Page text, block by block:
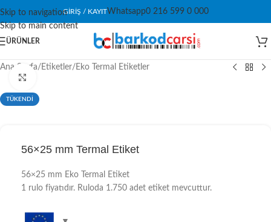
Skip to navigation
Skip to main content
GIRIŞ / KAYITWhatsapp0 216 599 0 000
ÜRÜNLER
Ana Sayfa/ Etiketler/ Eko Termal Etiketler
TÜKENDİ
56×25 mm Termal Etiket
56×25 mm Eko Termal Etiket
1 rulo fiyatıdır. Ruloda 1.750 adet etiket mevcuttur.